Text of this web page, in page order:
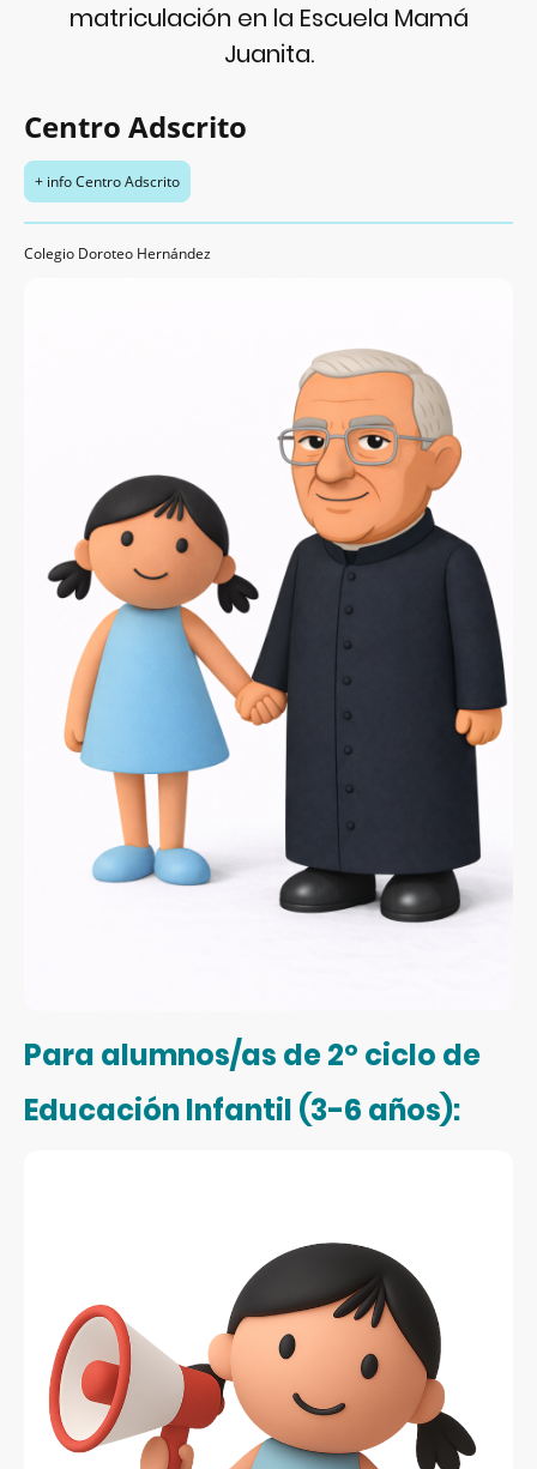
matriculación en la Escuela Mamá
Juanita.
Centro Adscrito
+ info Centro Adscrito
Colegio Doroteo Hernández
Para alumnos/as de 2º ciclo de
Educación Infantil (3-6 años):